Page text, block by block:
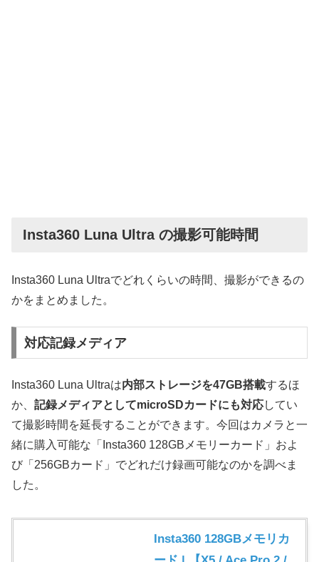
Insta360 Luna Ultra の撮影可能時間
Insta360 Luna Ultraでどれくらいの時間、撮影ができるの
かをまとめました。
対応記録メディア
Insta360 Luna Ultraは内部ストレージを47GB搭載するほ
か、 記録メディアとしてmicroSDカードにも対応してい
て撮影時間を延長することができます。今回はカメラと一
緒に購入可能な「Insta360 128GBメモリーカード」およ
び「256GBカード」でどれだけ録画可能なのかを調べま
した。
Insta360 128GBメモリカ